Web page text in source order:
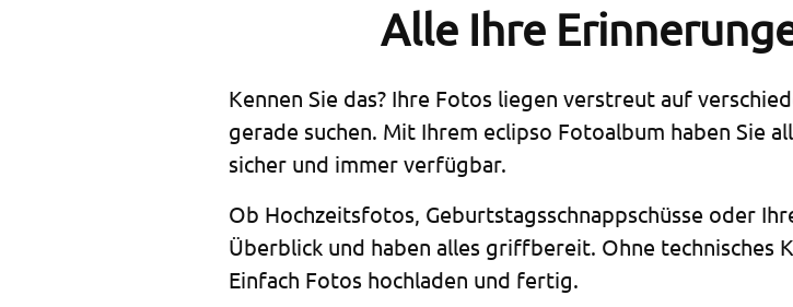
Alle Ihre
Kennen Sie das? Ihre Fotos liegen verstreut auf
gerade suchen. Mit Ihrem eclipso Fotoalbum haben Sie
sicher und immer verfügbar.
Ob Hochzeitsfotos, Geburtstagsschnappschüsse oder
Überblick und haben alles griffbereit. Ohne technisches
Einfach Fotos hochladen und fertig.